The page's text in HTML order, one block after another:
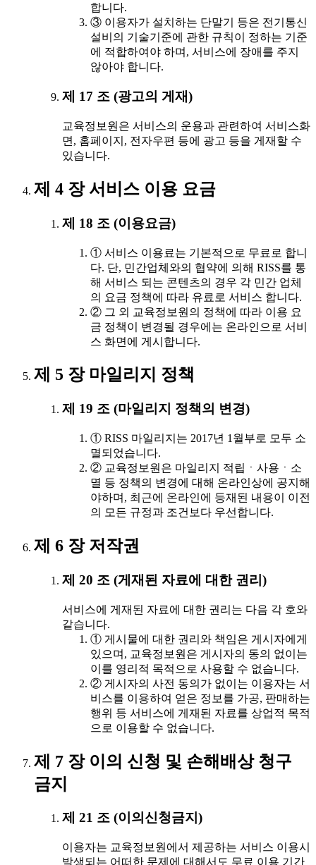
합니다.
③ 이용자가 설치하는 단말기 등은 전기통신
설비의 기술기준에 관한 규칙이 정하는 기준
에 적합하여야 하며, 서비스에 장애를 주지
않아야 합니다.
제 17 조 (광고의 게재)
교육정보원은 서비스의 운용과 관련하여 서비스화
면, 홈페이지, 전자우편 등에 광고 등을 게재할 수
있습니다.
제 4 장 서비스 이용 요금
제 18 조 (이용요금)
① 서비스 이용료는 기본적으로 무료로 합니
다. 단, 민간업체와의 협약에 의해 RISS를 통
해 서비스 되는 콘텐츠의 경우 각 민간 업체
의 요금 정책에 따라 유료로 서비스 합니다.
② 그 외 교육정보원의 정책에 따라 이용 요
금 정책이 변경될 경우에는 온라인으로 서비
스 화면에 게시합니다.
제 5 장 마일리지 정책
제 19 조 (마일리지 정책의 변경)
① RISS 마일리지는 2017년 1월부로 모두 소
멸되었습니다.
② 교육정보원은 마일리지 적립ㆍ사용ㆍ소
멸 등 정책의 변경에 대해 온라인상에 공지해
야하며, 최근에 온라인에 등재된 내용이 이전
의 모든 규정과 조건보다 우선합니다.
제 6 장 저작권
제 20 조 (게재된 자료에 대한 권리)
서비스에 게재된 자료에 대한 권리는 다음 각 호와
같습니다.
① 게시물에 대한 권리와 책임은 게시자에게
있으며, 교육정보원은 게시자의 동의 없이는
이를 영리적 목적으로 사용할 수 없습니다.
② 게시자의 사전 동의가 없이는 이용자는 서
비스를 이용하여 얻은 정보를 가공, 판매하는
행위 등 서비스에 게재된 자료를 상업적 목적
으로 이용할 수 없습니다.
제 7 장 이의 신청 및 손해배상 청구
금지
제 21 조 (이의신청금지)
이용자는 교육정보원에서 제공하는 서비스 이용시
발생되는 어떠한 문제에 대해서도 무료 이용 기간